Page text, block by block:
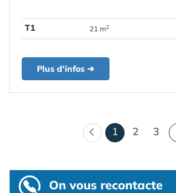
T1 21 m2
Plus d'infos ➔
1 (courant)
2 3
On vous recontacte